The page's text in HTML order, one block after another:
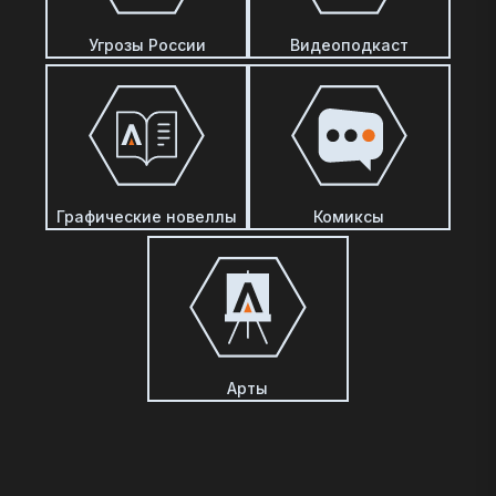
Угрозы России Видеоподкаст
Графические новеллы Комиксы
Арты